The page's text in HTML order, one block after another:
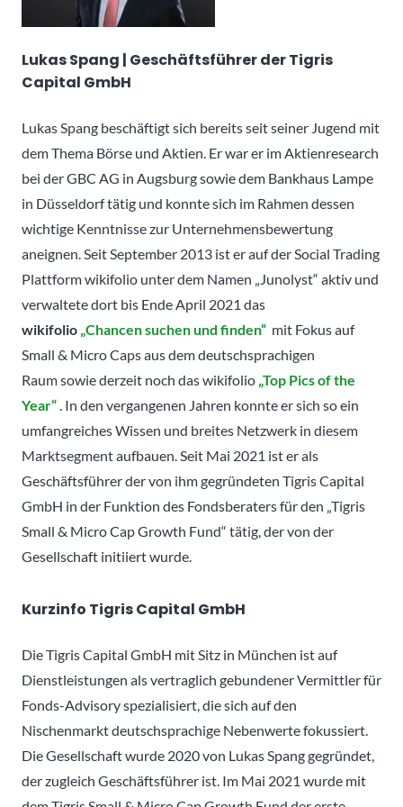
Lukas Spang | Geschäftsführer der Tigris
Capital GmbH
Lukas Spang beschäftigt sich bereits seit seiner Jugend mit
dem Thema Börse und Aktien. Er war er im Aktienresearch
bei der GBC AG in Augsburg sowie dem Bankhaus Lampe
in Düsseldorf tätig und konnte sich im Rahmen dessen
wichtige Kenntnisse zur Unternehmensbewertung
aneignen. Seit September 2013 ist er auf der Social Trading
Plattform wikifolio unter dem Namen „Junolyst“ aktiv und
verwaltete dort bis Ende April 2021 das
wikifolio „Chancen suchen und finden“ mit Fokus auf
Small & Micro Caps aus dem deutschsprachigen
Raumsowie derzeit noch das wikifolio „Top Pics of the
Year“. In den vergangenen Jahren konnte er sich so ein
umfangreiches Wissen und breites Netzwerk in diesem
Marktsegment aufbauen. Seit Mai 2021 ist er als
Geschäftsführer der von ihm gegründeten Tigris Capital
GmbH in der Funktion des Fondsberaters für den „Tigris
Small & Micro Cap Growth Fund“ tätig, der von der
Gesellschaft initiiert wurde.
Kurzinfo Tigris Capital GmbH
Die Tigris Capital GmbH mit Sitz in München ist auf
Dienstleistungen als vertraglich gebundener Vermittler für
Fonds-Advisory spezialisiert, die sich auf den
Nischenmarkt deutschsprachige Nebenwerte fokussiert.
Die Gesellschaft wurde 2020 von Lukas Spang gegründet,
der zugleich Geschäftsführer ist. Im Mai 2021 wurde mit